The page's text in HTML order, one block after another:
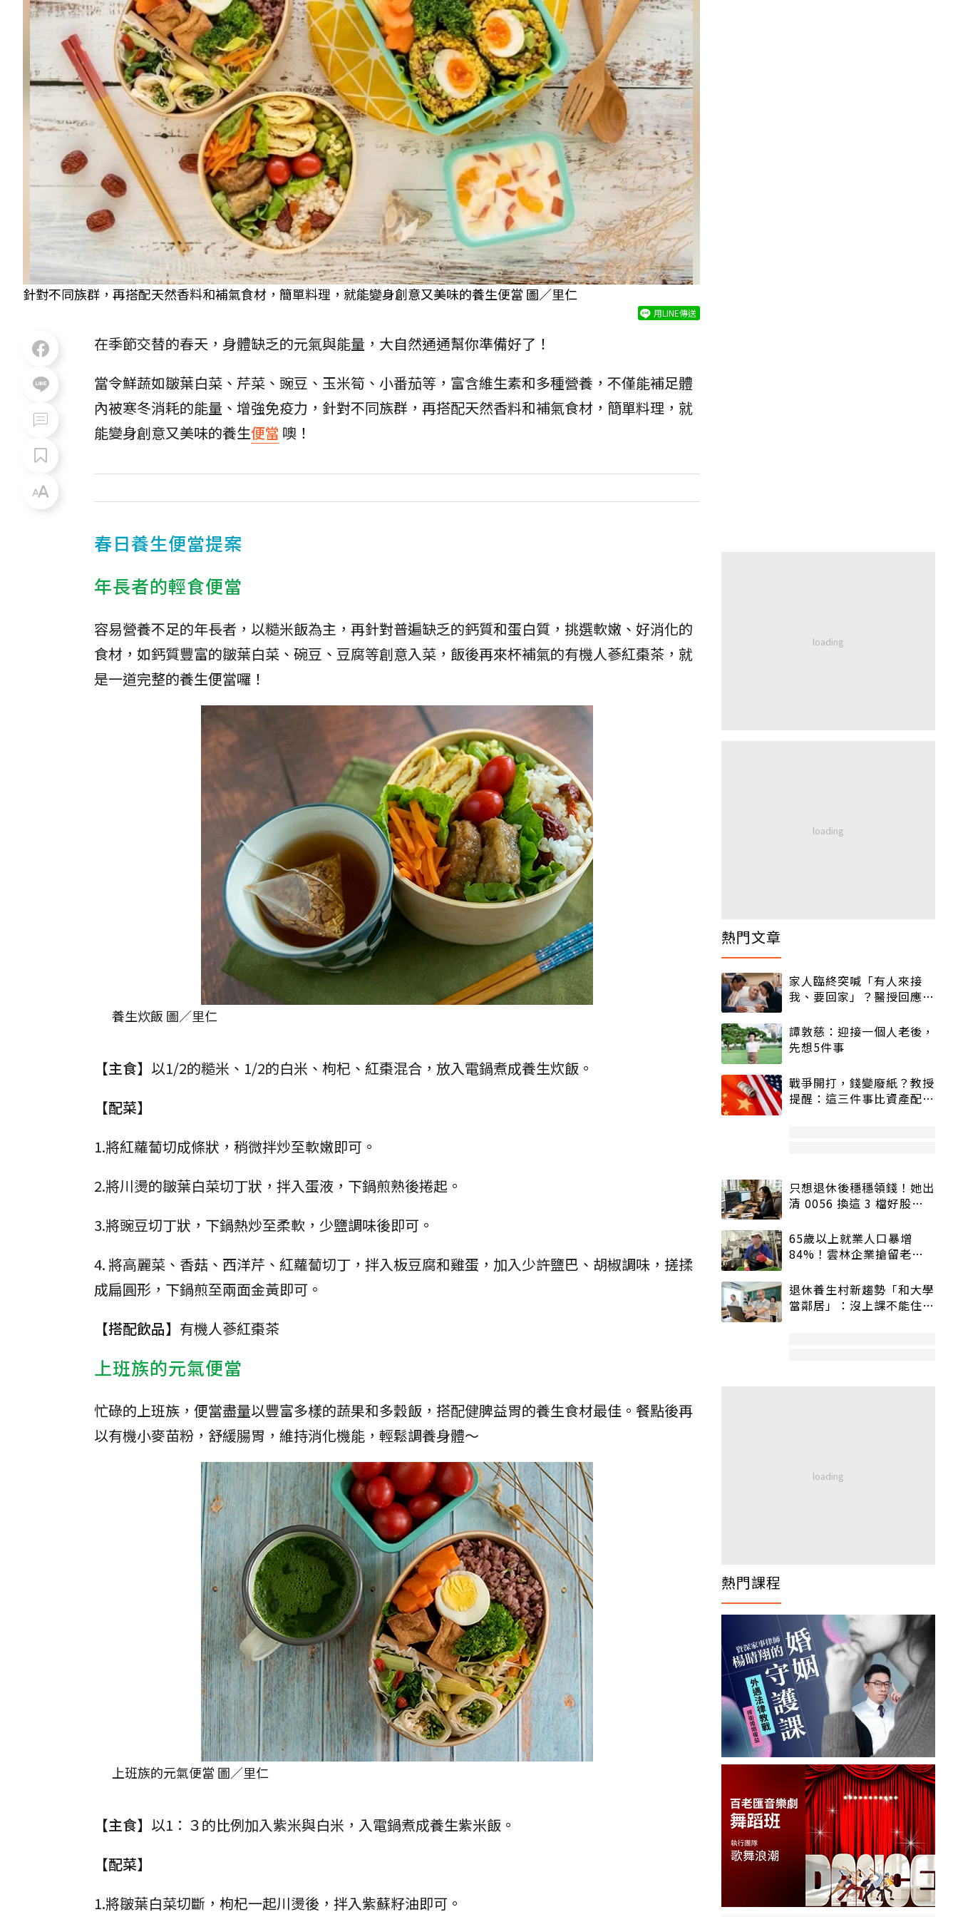
針對不同族群，再搭配天然香料和補氣食材，簡單料理，就能變身創意又美味的養生便當 圖／里仁
用LINE傳送
在季節交替的春天，身體缺乏的元氣與能量，大自然通通幫你準備好了！
當令鮮蔬如皺葉白菜、芹菜、豌豆、玉米筍、小番茄等，富含維生素和多種營養，不僅能補足體
內被寒冬消耗的能量、增強免疫力，針對不同族群，再搭配天然香料和補氣食材，簡單料理，就
能變身創意又美味的養生便當 噢！
春日養生便當提案
年長者的輕食便當
容易營養不足的年長者，以糙米飯為主，再針對普遍缺乏的鈣質和蛋白質，挑選軟嫩、好消化的
食材，如鈣質豐富的皺葉白菜、碗豆、豆腐等創意入菜，飯後再來杯補氣的有機人蔘紅棗茶，就
是一道完整的養生便當囉！
養生炊飯 圖／里仁
【主食】 以1/2的糙米、1/2的白米、枸杞、紅棗混合，放入電鍋煮成養生炊飯。
【配菜】
1.將紅蘿蔔切成條狀，稍微拌炒至軟嫩即可。
2.將川燙的皺葉白菜切丁狀，拌入蛋液，下鍋煎熟後捲起。
3.將豌豆切丁狀，下鍋熱炒至柔軟，少鹽調味後即可。
4. 將高麗菜、香菇、西洋芹、紅蘿蔔切丁，拌入板豆腐和雞蛋，加入少許鹽巴、胡椒調味，搓揉
成扁圓形，下鍋煎至兩面金黃即可。
【搭配飲品】 有機人蔘紅棗茶
上班族的元氣便當
忙碌的上班族，便當盡量以豐富多樣的蔬果和多穀飯，搭配健脾益胃的養生食材最佳。餐點後再
以有機小麥苗粉，舒緩腸胃，維持消化機能，輕鬆調養身體～
上班族的元氣便當 圖／里仁
【主食】 以1：３的比例加入紫米與白米，入電鍋煮成養生紫米飯。
【配菜】
1.將皺葉白菜切斷，枸杞一起川燙後，拌入紫蘇籽油即可。
熱門文章
家人臨終突喊「有人來接
我、要回家」？醫授回應方
譚敦慈：迎接一個人老後，
先想5件事
戰爭開打，錢變廢紙？教授
提醒：這三件事比資產配置
只想退休後穩穩領錢！她出
清 0056 換這 3 檔好股：
65歲以上就業人口暴增
84%！雲林企業搶留老員
退休養生村新趨勢「和大學
當鄰居」：沒上課不能住、
熱門課程